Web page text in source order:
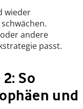
wieder
andere
passt.
So
und